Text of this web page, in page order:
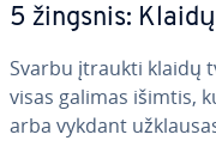
5 žingsnis:
Svarbu įtraukti klaidų
visas galimas išimtis,
arba vykdant